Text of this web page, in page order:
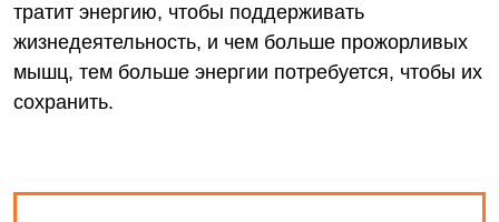
тратит энергию, чтобы поддерживать
жизнедеятельность, и чем больше прожорливых
мышц, тем больше энергии потребуется, чтобы их
сохранить.